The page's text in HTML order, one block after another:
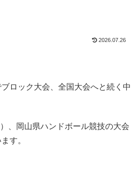
2026.07.26
ロック大会、全国大会へと続く中
、岡山県ハンドボール競技の大会
す。